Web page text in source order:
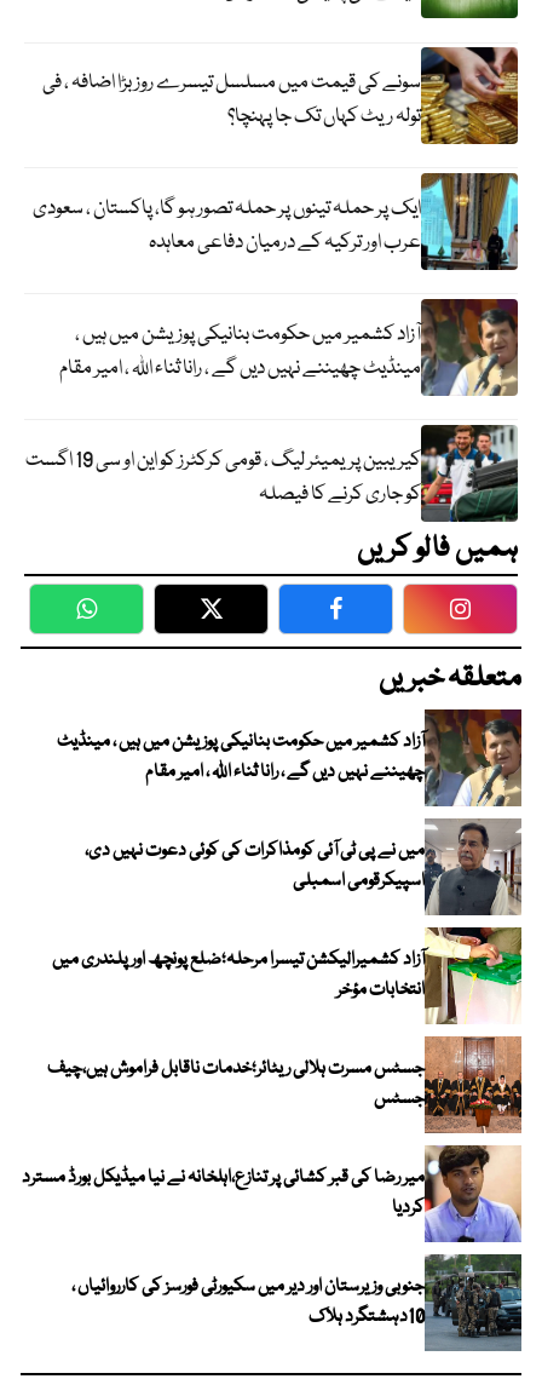
سونے کی قیمت میں مسلسل تیسرے روز بڑا اضافہ ، فی
تولہ ریٹ کہاں تک جا پہنچا؟
ایک پر حملہ تینوں پر حملہ تصور ہو گا، پاکستان ، سعودی
عرب اور ترکیہ کے درمیان دفاعی معاہدہ
آزاد کشمیر میں حکومت بنانیکی پوزیشن میں ہیں ،
مینڈیٹ چھیننے نہیں دیں گے ، رانا ثناء اللہ ، امیر مقام
کیریبین پریمیئر لیگ ، قومی کرکٹرز کو این او سی 19 اگست
کو جاری کرنے کا فیصلہ
ہمیں فالو کریں
WhatsApp Twitter Facebook
متعلقہ خبریں
آزاد کشمیر میں حکومت بنانیکی پوزیشن میں ہیں ، مینڈیٹ
چھیننے نہیں دیں گے ، رانا ثناء اللہ ، امیر مقام
میں نے پی ٹی آئی کومذاکرات کی کوئی دعوت نہیں دی،
اسپیکرقومی اسمبلی
آزاد کشمیرالیکشن تیسرا مرحلہ؛ضلع پونچھ اور پلندری میں
انتخابات مؤخر
جسٹس مسرت ہلالی ریٹائر؛خدمات ناقابل فراموش ہیں،چیف
جسٹس
میر رضا کی قبر کشائی پر تنازع،اہلخانہ نے نیا میڈیکل بورڈ مسترد
کردیا
جنوبی وزیرستان اور دیر میں سکیورٹی فورسز کی کارروائیاں ،
10دہشتگرد ہلاک